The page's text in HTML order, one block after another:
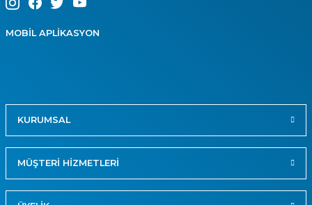
MOBİL APLİKASYON
KURUMSAL
MÜŞTERİ HİZMETLERİ